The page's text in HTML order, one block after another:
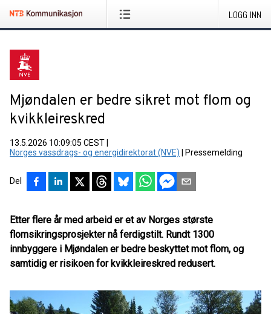
LOGG INN
Mjøndalen er bedre sikret mot flom og
kvikkleireskred
13.5.2026 10:09:05 CEST
Norges vassdrags- og energidirektorat (NVE)
Pressemelding
Del
Etter flere år med arbeid er et av Norges største
flomsikringsprosjekter nå ferdigstilt. Rundt 1300
innbyggere i Mjøndalen er bedre beskyttet mot flom, og
samtidig er risikoen for kvikkleireskred redusert.